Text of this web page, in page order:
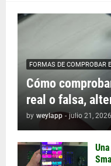
FORMAS DE COMPROBAR
Cómo
real o falsa,
by weylapp - julio 21, 2026